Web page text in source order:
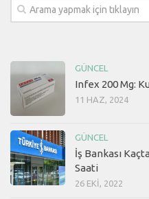
GÜNCEL
Infex 200 Mg:
11 HAZ, 2024
GÜNCEL
İş Bankası
Saati
26 EKI, 2022